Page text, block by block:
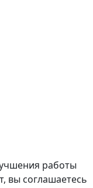
работы
вы соглашаетесь